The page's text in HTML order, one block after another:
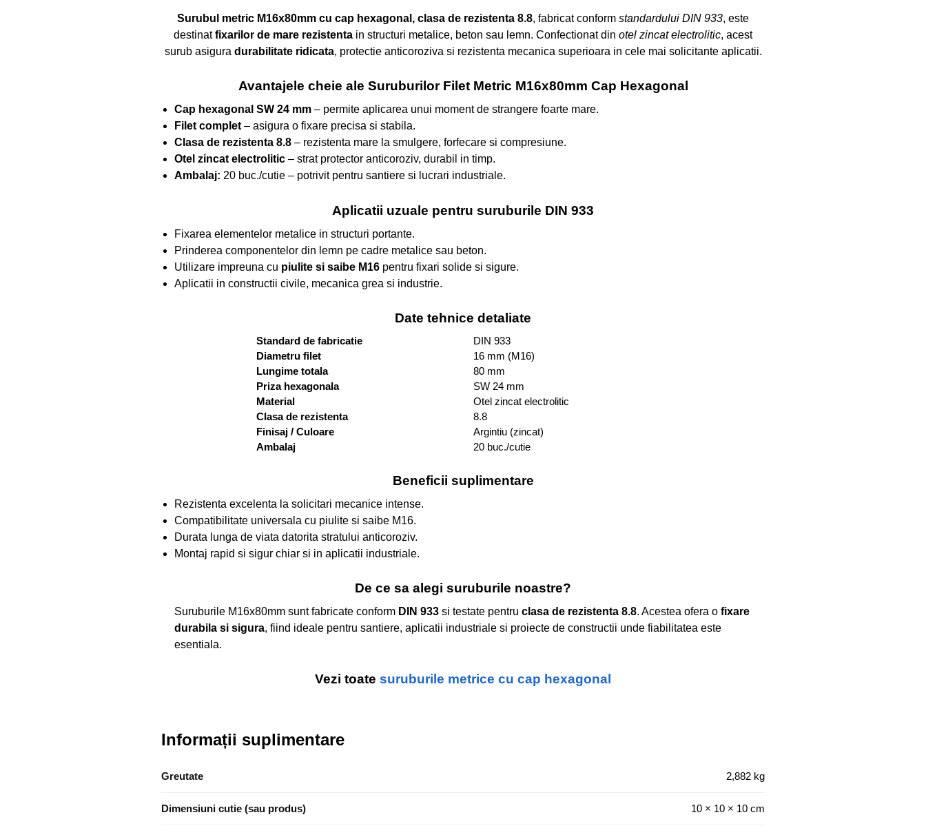
Surubul metric M16x80mm cu cap hexagonal, clasa de rezistenta 8.8, fabricat conform standardului DIN 933, este
destinatfixarilor de mare rezistenta in structuri metalice, beton sau lemn. Confectionat din otel zincat electrolitic, acest
surub asigura durabilitate ridicata, protectie anticoroziva si rezistenta mecanica superioara in cele mai solicitante aplicatii.
Avantajele cheie ale Suruburilor Filet Metric M16x80mm Cap Hexagonal
Cap hexagonal SW 24 mm – permite aplicarea unui moment de strangere foarte mare.
Filet complet– asigura o fixare precisa si stabila.
Clasa de rezistenta 8.8 – rezistenta mare la smulgere, forfecare si compresiune.
Otel zincat electrolitic – strat protector anticoroziv, durabil in timp.
Ambalaj: 20 buc./cutie – potrivit pentru santiere si lucrari industriale.
Aplicatii uzuale pentru suruburile DIN 933
Fixarea elementelor metalice in structuri portante.
Prinderea componentelor din lemn pe cadre metalice sau beton.
Utilizare impreuna cu piulite si saibe M16 pentru fixari solide si sigure.
Aplicatii in constructii civile, mecanica grea si industrie.
Date tehnice detaliate
Standard de fabricatie
DIN 933
Diametru filet
16 mm (M16)
Lungime totala
80 mm
Priza hexagonala
SW 24 mm
Material
Otel zincat electrolitic
Clasa de rezistenta
8.8
Finisaj / Culoare
Argintiu (zincat)
Ambalaj
20 buc./cutie
Beneficii suplimentare
Rezistenta excelenta la solicitari mecanice intense.
Compatibilitate universala cu piulite si saibe M16.
Durata lunga de viata datorita stratului anticoroziv.
Montaj rapid si sigur chiar si in aplicatii industriale.
De ce sa alegi suruburile noastre?
Suruburile M16x80mm sunt fabricate conform DIN 933 si testate pentruclasa de rezistenta 8.8. Acestea ofera ofixare
durabila si sigura, fiind ideale pentru santiere, aplicatii industriale si proiecte de constructii unde fiabilitatea este
esentiala.
Vezi toate suruburile metrice cu cap hexagonal
Informații suplimentare
Greutate 2,882 kg
Dimensiuni cutie (sau produs) 10 × 10 × 10 cm